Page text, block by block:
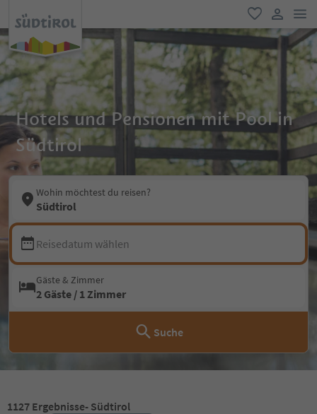
favorit
user link
Hotels und Pensionen mit Pool in
Südtirol
Wohin möchtest du reisen?
Südtirol
Reisedatum wählen
Gäste & Zimmer
2 Gäste / 1 Zimmer
Suche
1127 Ergebnisse- Südtirol